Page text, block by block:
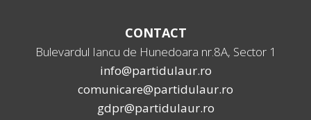
CONTACT
Bulevardul Iancu de Hunedoara nr.8A, Sector 1
info@partidulaur.ro
comunicare@partidulaur.ro
gdpr@partidulaur.ro